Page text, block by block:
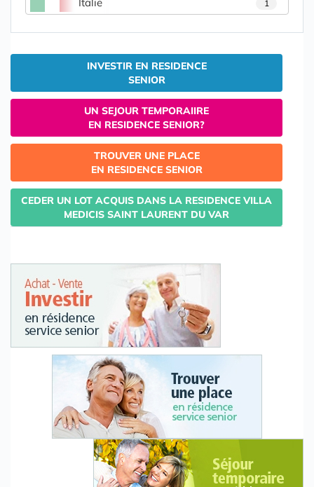
1
INVESTIR EN RESIDENCE
SENIOR
UN SEJOUR TEMPORAIIRE
EN RESIDENCE SENIOR?
TROUVER UNE PLACE
EN RESIDENCE SENIOR
CEDER UN LOT ACQUIS DANS LA RESIDENCE VILLA
MEDICIS SAINT LAURENT DU VAR